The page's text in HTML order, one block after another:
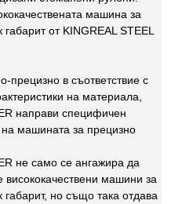
машина за
от KINGREAL STEEL
в съответствие с
на материала,
направи специфичен
машината за прецизно
не само се ангажира да
висококачествени машини за
но също така отдава